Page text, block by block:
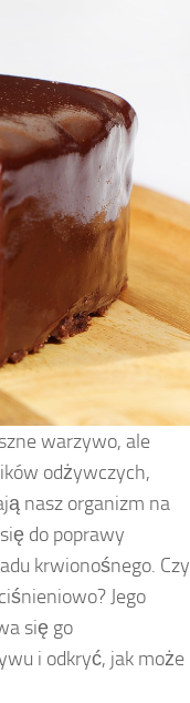
warzywo, ale
odżywczych,
nasz organizm na
do poprawy
krwionośnego. Czy
Jego
się go
i odkryć, jak może